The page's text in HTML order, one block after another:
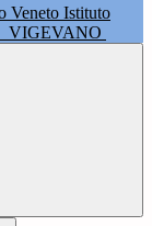
Istituto
VIGEVANO